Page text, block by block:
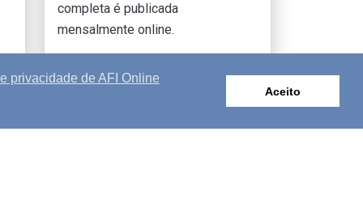
privacidade de AFI Online
Aceito
completa é publicada
mensalmente online.
SAIBA MAIS